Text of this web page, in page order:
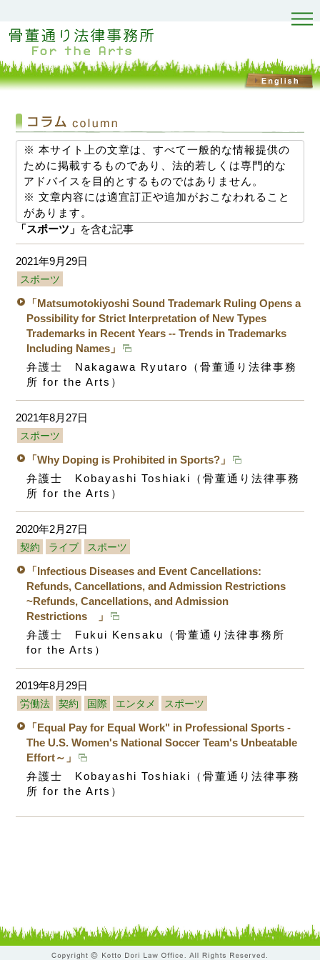
※ 本サイト上の文章は、すべて一般的な情報提供の
ために掲載するものであり、法的若しくは専門的な
アドバイスを目的とするものではありません。
※ 文章内容には適宜訂正や追加がおこなわれること
があります。
「スポーツ」 を含む記事
2021年9月29日
スポーツ
「Matsumotokiyoshi Sound Trademark Ruling Opens a
Possibility for Strict Interpretation of New Types
Trademarks in Recent Years -- Trends in Trademarks
Including Names」
弁護士 Nakagawa Ryutaro（骨董通り法律事務
所 for the Arts）
2021年8月27日
スポーツ
「Why Doping is Prohibited in Sports?」
弁護士 Kobayashi Toshiaki（骨董通り法律事務
所 for the Arts）
2020年2月27日
契約 ライブ スポーツ
「Infectious Diseases and Event Cancellations:
Refunds, Cancellations, and Admission Restrictions
~Refunds, Cancellations, and Admission
Restrictions 」
弁護士 Fukui Kensaku（骨董通り法律事務所
for the Arts）
2019年8月29日
労働法 契約 国際 エンタメ スポーツ
「Equal Pay for Equal Work" in Professional Sports -
The U.S. Women's National Soccer Team's Unbeatable
Effort～」
弁護士 Kobayashi Toshiaki（骨董通り法律事務
所 for the Arts）